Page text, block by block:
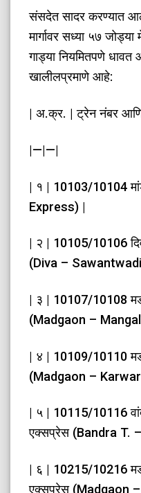
संसदेत सादर करण्यात
मार्गावर सध्या ५७
गाड्या नियमितपणे धावत
खालीलप्रमाणे आहे:
| अ.क्र. | ट्रेन नंबर
|—|—|
| १ | 10103/10104
Express) |
| २ | 10105/10106
(Diva –
| ३ | 10107/10108
(Madgaon –
| ४ | 10109/10110
(Madgaon –
| ५ | 10115/10116
एक्सप्रेस (Bandra T.
| ६ | 10215/10216
एक्सप्रेस (Madgaon